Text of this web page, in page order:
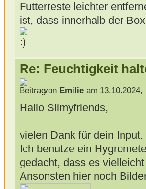
Futterreste leichter
ist, dass innerhalb der
Re: Feuchtigkeit
von Emilieam 13.10.2024,
Hallo Slimyfriends,
vielen Dank für dein Input.
Ich benutze ein
gedacht, dass es
Ansonsten hier noch